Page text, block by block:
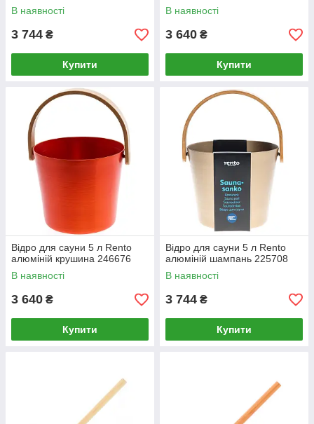
В наявності
3 744 ₴
Купити
В наявності
3 640 ₴
Купити
Відро для сауни 5 л Rento
алюміній крушина 246676
В наявності
3 640 ₴
Купити
Відро для сауни 5 л Rento
алюміній шампань 225708
В наявності
3 744 ₴
Купити